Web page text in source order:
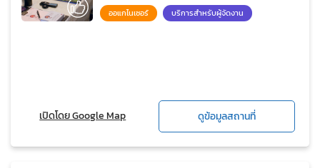
ออแกไนเซอร์ บริการสำหรับผู้จัดงาน
เปิดโดย Google Map ดูข้อมูลสถานที่